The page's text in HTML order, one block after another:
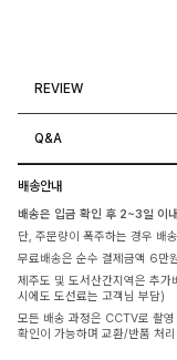
REVIEW
Q&A
배송안내
배송은 입금 확인 후 2~3일 이
단, 주문량이 폭주하는 경우 배
무료배송은 순수 결제금액 6만
제주도 및 도서산간지역은 추
시에도 도선료는 고객님 부담)
모든 배송 과정은 CCTV로 촬
확인이 가능하며 교환/반품 처